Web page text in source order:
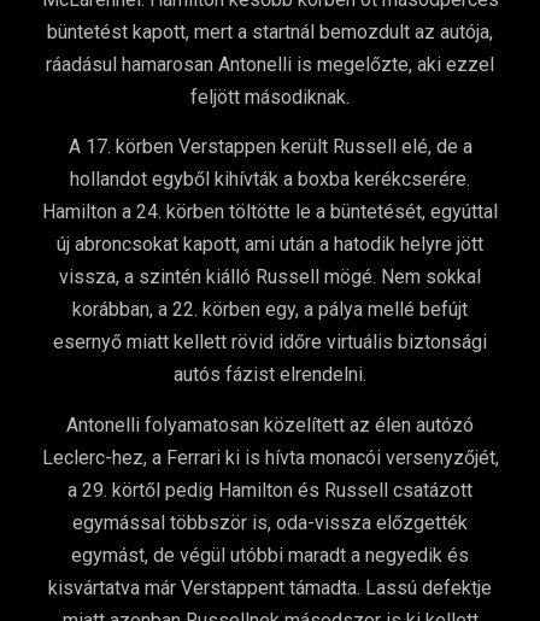
büntetést kapott, mert a startnál bemozdult az autója,
ráadásul hamarosan Antonelli is megelőzte, aki ezzel
feljött másodiknak.
A 17. körben Verstappen került Russell elé, de a
hollandot egyből kihívták a boxba kerékcserére.
Hamilton a 24. körben töltötte le a büntetését, egyúttal
új abroncsokat kapott, ami után a hatodik helyre jött
vissza, a szintén kiálló Russell mögé. Nem sokkal
korábban, a 22. körben egy, a pálya mellé befújt
esernyő miatt kellett rövid időre virtuális biztonsági
autós fázist elrendelni.
Antonelli folyamatosan közelített az élen autózó
Leclerc-hez, a Ferrari ki is hívta monacói versenyzőjét,
a 29. körtől pedig Hamilton és Russell csatázott
egymással többször is, oda-vissza előzgették
egymást, de végül utóbbi maradt a negyedik és
kisvártatva már Verstappent támadta. Lassú defektje